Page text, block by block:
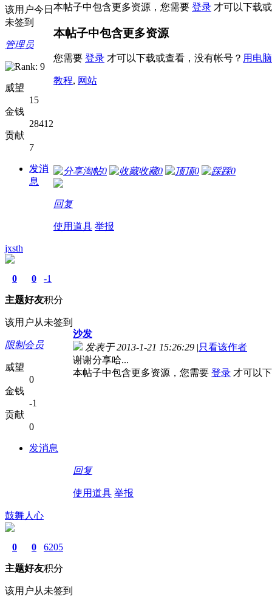
该用户今日
未签到
管理员
威望
15
金钱
28412
贡献
7
发消
息
本帖子中包含更多资源，您需要 登录 才可以下载
本帖子中包含更多资源
您需要 登录 才可以下载或查看，没有帐号？ 用电
教程, 网站
淘帖0 收藏0 顶0 踩0
回复
使用道具 举报
jxsth
0
主题
0
好友
-1
积分
该用户从未签到
限制会员
威望
0
金钱
-1
贡献
0
发消息
沙发
发表于 2013-1-21 15:26:29 |只看该作者
谢谢分享哈...
本帖子中包含更多资源，您需要 登录 才可以
回复
使用道具 举报
鼓舞人心
0
主题
0
好友
6205
积分
该用户从未签到